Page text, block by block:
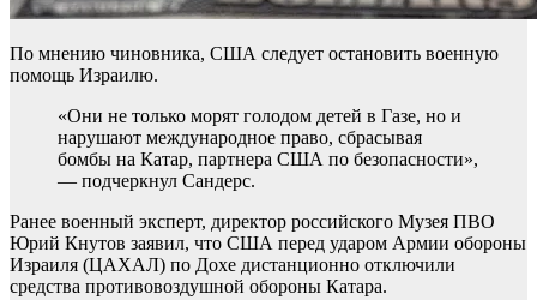
По мнению чиновника, США следует остановить военную
помощь Израилю.
«Они не только морят голодом детей в Газе, но и
нарушают международное право, сбрасывая
бомбы на Катар, партнера США по безопасности»,
— подчеркнул Сандерс.
Ранее военный эксперт, директор российского Музея ПВО
Юрий Кнутов заявил, что США перед ударом Армии обороны
Израиля (ЦАХАЛ) по Дохе дистанционно отключили
средства противовоздушной обороны Катара.